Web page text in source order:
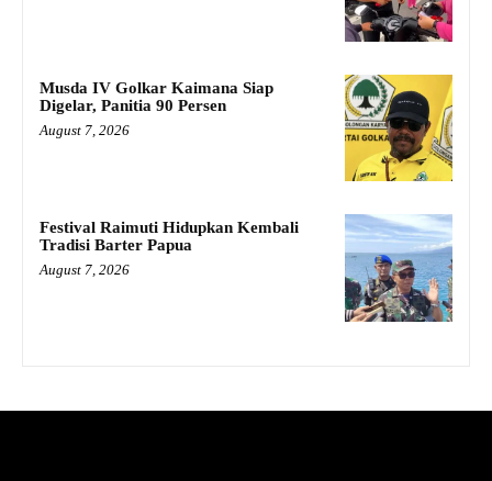
Musda IV Golkar Kaimana Siap
Digelar, Panitia 90 Persen
August 7, 2026
Festival Raimuti Hidupkan Kembali
Tradisi Barter Papua
August 7, 2026